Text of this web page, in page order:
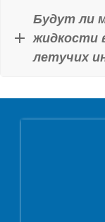
Будут ли
жидкости
летучих